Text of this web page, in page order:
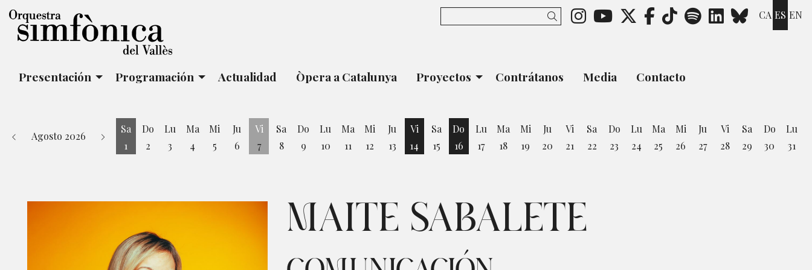
CA ES EN
Link a instagram
Link a youtube
Link a twitter
Link a facebook
Link a ticktok
Link a spotify
Link aLink a
Buscar
Presentación Programación Actualidad Òpera a Catalunya Proyectos Contrátanos Media Contacto
Agosto 2026
Sa
1
Do
2
Lu
3
Ma
4
Mi
5
Ju
6
Vi
7
Sa
8
Do
9
Lu
10
Ma
11
Mi
12
Ju
13
Vi
14
Sa
15
Do
16
Lu
17
Ma
18
Mi
19
Ju
20
Vi
21
Sa
22
Do
23
Lu
24
Ma
25
Mi
26
Ju
27
Vi
28
Sa
29
Do
30
Lu
31
MAITE SABALETE